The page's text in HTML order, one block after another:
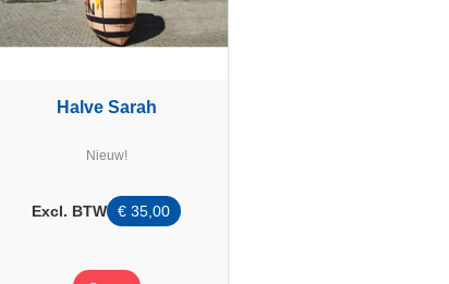
Halve Sarah
Nieuw!
€ 35,00
Excl. BTW